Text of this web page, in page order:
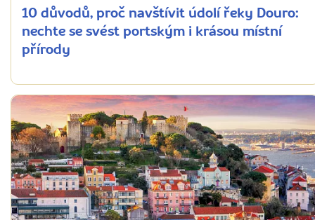
10 důvodů, proč navštívit údolí řeky Douro:
nechte se svést portským i krásou místní
přírody